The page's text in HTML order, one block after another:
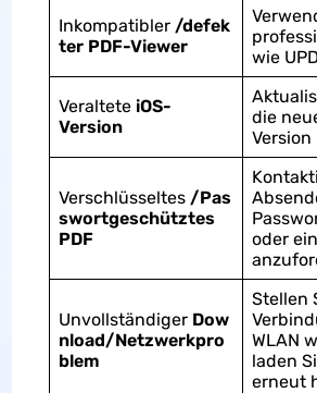
Inkompatibler/defek
ter PDF-Viewer
wie
VeralteteiOS-
Version
die
Version
Verschlüsseltes/Pas
swortgeschütztes
PDF
oder
UnvollständigerDow
nload/Netzwerkpro
blem
Stellen
WLAN
laden
erneut